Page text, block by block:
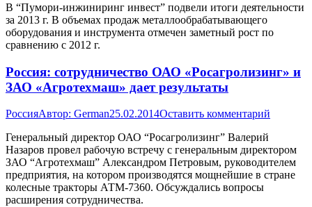
В “Пумори-инжиниринг инвест” подвели итоги деятельности
за 2013 г. В объемах продаж металлообрабатывающего
оборудования и инструмента отмечен заметный рост по
сравнению с 2012 г.
Россия: сотрудничество ОАО «Росагролизинг» и
ЗАО «Агротехмаш» дает результаты
РоссияАвтор: German25.02.2014Оставить комментарий
Генеральный директор ОАО “Росагролизинг” Валерий
Назаров провел рабочую встречу с генеральным директором
ЗАО “Агротехмаш” Александром Петровым, руководителем
предприятия, на котором производятся мощнейшие в стране
колесные тракторы АТМ-7360. Обсуждались вопросы
расширения сотрудничества.